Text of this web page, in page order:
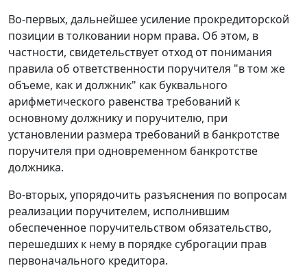
Во-первых, дальнейшее усиление прокредиторской
позиции в толковании норм права. Об этом, в
частности, свидетельствует отход от понимания
правила об ответственности поручителя "в том же
объеме, как и должник" как буквального
арифметического равенства требований к
основному должнику и поручителю, при
установлении размера требований в банкротстве
поручителя при одновременном банкротстве
должника.
Во-вторых, упорядочить разъяснения по вопросам
реализации поручителем, исполнившим
обеспеченное поручительством обязательство,
перешедших к нему в порядке суброгации прав
первоначального кредитора.